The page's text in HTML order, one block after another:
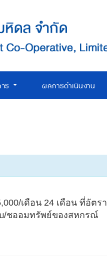
ร ผลการดำเนินงาน
เดือน 24 เดือน ที่อัตรา
/ชออมทรัพย์ของสหกรณ์